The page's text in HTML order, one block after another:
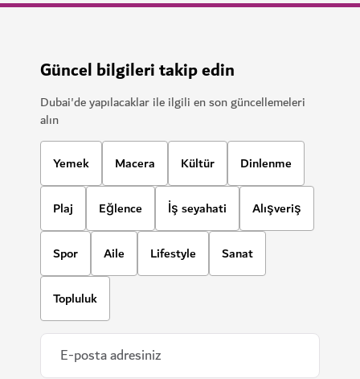
Güncel bilgileri takip edin
Dubai'de yapılacaklar ile ilgili en son güncellemeleri
alın
Yemek Macera Kültür Dinlenme
Plaj Eğlence İş seyahati Alışveriş
Spor Aile Lifestyle Sanat
Topluluk